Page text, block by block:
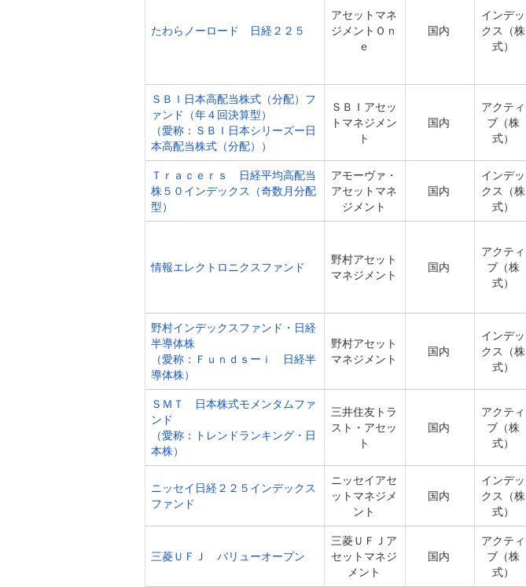
たわらノーロード 日経２２５
アセットマネ
ジメントＯｎ
ｅ
国内
インデッ
クス（株
式）
ＳＢＩ日本高配当株式（分配）フ
ァンド（年４回決算型）
（愛称：ＳＢＩ日本シリーズー日
本高配当株式（分配））
ＳＢＩアセッ
トマネジメン
ト
国内
アクティ
ブ（株
式）
Ｔｒａｃｅｒｓ 日経平均高配当
株５０インデックス（奇数月分配
型）
アモーヴァ・
アセットマネ
ジメント
国内
インデッ
クス（株
式）
情報エレクトロニクスファンド
野村アセット
マネジメント
国内
アクティ
ブ（株
式）
野村インデックスファンド・日経
半導体株
（愛称：Ｆｕｎｄｓーｉ 日経半
導体株）
野村アセット
マネジメント
国内
インデッ
クス（株
式）
ＳＭＴ 日本株式モメンタムファ
ンド
（愛称：トレンドランキング・日
本株）
三井住友トラ
スト・アセッ
ト
国内
アクティ
ブ（株
式）
ニッセイ日経２２５インデックス
ファンド
ニッセイアセ
ットマネジメ
ント
国内
インデッ
クス（株
式）
三菱ＵＦＪ バリューオープン
三菱ＵＦＪア
セットマネジ
メント
国内
アクティ
ブ（株
式）